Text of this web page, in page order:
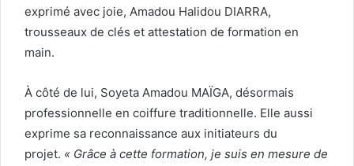
exprimé avec joie, Amadou Halidou DIARRA,
trousseaux de clés et attestation de formation en
main.
À côté de lui, Soyeta Amadou MAÏGA, désormais
professionnelle en coiffure traditionnelle. Elle aussi
exprime sa reconnaissance aux initiateurs du
projet. « Grâce à cette formation, je suis en mesure de